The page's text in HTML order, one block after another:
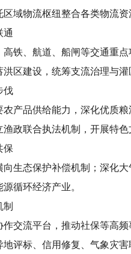
域物流枢纽整合各类物流
、航道、船闸等交通重点
区建设，统筹支流治理与
伐
品供给能力，深化优质粮
政联合执法机制，开展特
态保护补偿机制；深化大
循环经济产业。
流平台，推动社保等高频
评标、信用修复、气象灾